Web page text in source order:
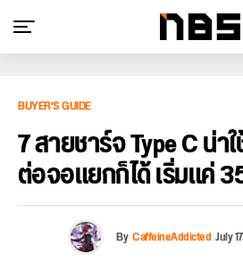
BUYER'S GUIDE
7 สายชาร์จ Type C น่า
ต่อจอแยกก็ได้ เริ่มแค่
ByCaffeineAddictedJuly